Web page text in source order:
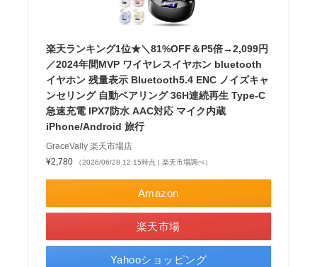
楽天ランキング1位★＼81%OFF＆P5倍→2,099円
／2024年間MVP ワイヤレスイヤホン bluetooth
イヤホン 残量表示 Bluetooth5.4 ENC ノイズキャ
ンセリング 自動ペアリング 36H連続再生 Type‐C
急速充電 IPX7防水 AAC対応 マイク内蔵
iPhone/Android 旅行
GraceVally 楽天市場店
¥2,780
（2026/06/28 12:15時点 | 楽天市場調べ）
Amazon
楽天市場
Yahooショッピング